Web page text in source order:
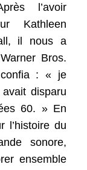
l’avoir
Kathleen
il nous a
Bros.
: « je
disparu
60. » En
l’histoire du
sonore,
ensemble